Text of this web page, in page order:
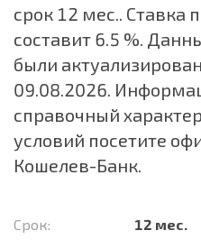
срок 12 мес.. Ставка
составит 6.5 %.
были
09.08.2026.
справочный
условий посетите
Кошелев-Банк.
Срок:
12 мес.